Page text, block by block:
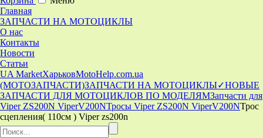
Главная
ЗАПЧАСТИ НА МОТОЦИКЛЫ
О нас
Контакты
Новости
Статьи
UA MarketХарьковMotoHelp.com.ua
(МОТОЗАПЧАСТИ)ЗАПЧАСТИ НА МОТОЦИКЛЫ✓НОВЫЕ
ЗАПЧАСТИ ДЛЯ МОТОЦИКЛОВ ПО МОДЕЛЯМЗапчасти для
Viper ZS200N ViperV200NТросы Viper ZS200N ViperV200NТрос
сцепления( 110см ) Viper zs200n